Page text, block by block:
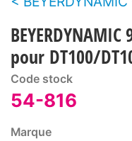
BEYERDYNAMIC
pour DT100/
Code stock
54-816
Marque